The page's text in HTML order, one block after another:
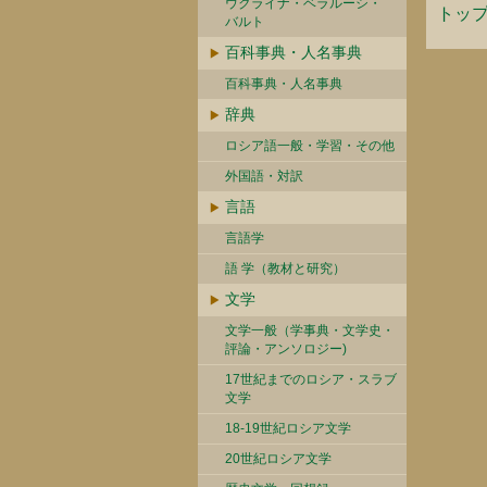
ウクライナ・ベラルーシ・
バルト
百科事典・人名事典
百科事典・人名事典
辞典
ロシア語一般・学習・その他
外国語・対訳
言語
言語学
語 学（教材と研究）
文学
文学一般（学事典・文学史・
評論・アンソロジー)
17世紀までのロシア・スラブ
文学
18-19世紀ロシア文学
20世紀ロシア文学
トッ